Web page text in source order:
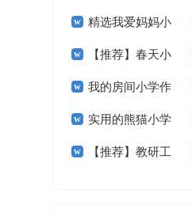
节》小学作文合集九
篇
精选我爱妈妈小
学作文4篇
【推荐】春天小
学作文十篇
我的房间小学作
文汇编5篇
实用的熊猫小学
作文合集五篇
【推荐】教研工